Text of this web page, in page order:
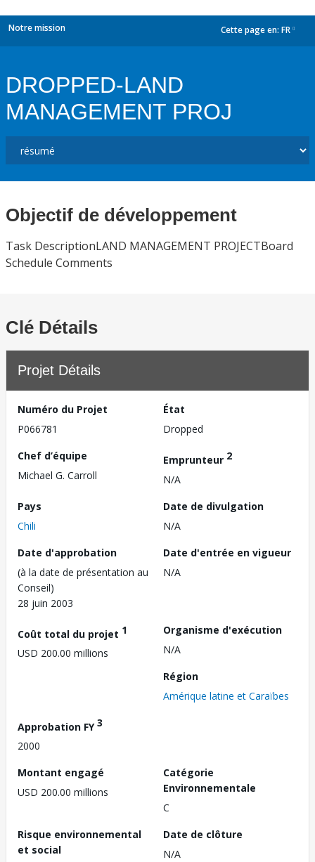
Notre mission Cette page en: FR
DROPPED-LAND
MANAGEMENT PROJ
Objectif de développement
Task DescriptionLAND MANAGEMENT PROJECTBoard
Schedule Comments
Clé Détails
Projet Détails
Numéro du Projet
P066781
État
Dropped
Chef d’équipe
Michael G. Carroll
Emprunteur 2
N/A
Pays
Chili
Date de divulgation
N/A
Date d'approbation
(à la date de présentation au
Conseil)
28 juin 2003
Date d'entrée en vigueur
N/A
Coût total du projet 1
USD 200.00 millions
Organisme d'exécution
N/A
Région
Amérique latine et Caraïbes
Approbation FY3
2000
Montant engagé
USD 200.00 millions
Catégorie
Environnementale
C
Risque environnemental
et social
Date de clôture
N/A